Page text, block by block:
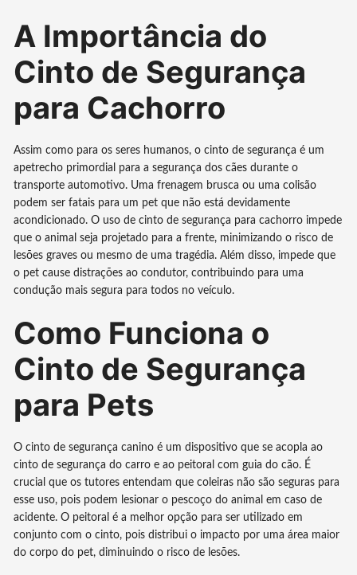
A Importância do
Cinto de Segurança
para Cachorro
Assim como para os seres humanos, o cinto de segurança é um
apetrecho primordial para a segurança dos cães durante o
transporte automotivo. Uma frenagem brusca ou uma colisão
podem ser fatais para um pet que não está devidamente
acondicionado. O uso de cinto de segurança para cachorro impede
que o animal seja projetado para a frente, minimizando o risco de
lesões graves ou mesmo de uma tragédia. Além disso, impede que
o pet cause distrações ao condutor, contribuindo para uma
condução mais segura para todos no veículo.
Como Funciona o
Cinto de Segurança
para Pets
O cinto de segurança canino é um dispositivo que se acopla ao
cinto de segurança do carro e ao peitoral com guia do cão. É
crucial que os tutores entendam que coleiras não são seguras para
esse uso, pois podem lesionar o pescoço do animal em caso de
acidente. O peitoral é a melhor opção para ser utilizado em
conjunto com o cinto, pois distribui o impacto por uma área maior
do corpo do pet, diminuindo o risco de lesões.